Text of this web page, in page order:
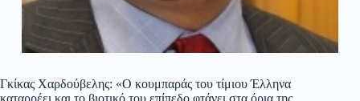
Γκίκας Χαρδούβελης: «Ο κουμπαράς του τίμιου Έλληνα